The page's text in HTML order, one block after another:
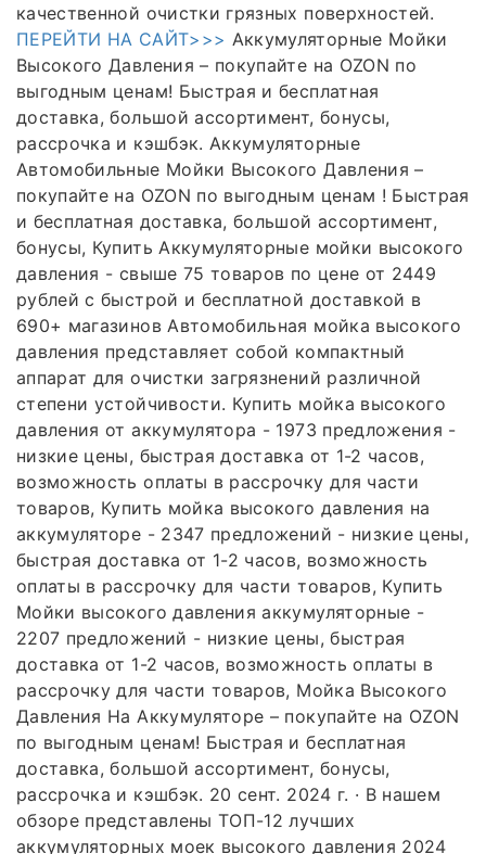
качественной очистки грязных поверхностей.
ПЕРЕЙТИ НА САЙТ>>> Аккумуляторные Мойки
Высокого Давления – покупайте на OZON по
выгодным ценам! Быстрая и бесплатная
доставка, большой ассортимент, бонусы,
рассрочка и кэшбэк. Аккумуляторные
Автомобильные Мойки Высокого Давления –
покупайте на OZON по выгодным ценам ! Быстрая
и бесплатная доставка, большой ассортимент,
бонусы, Купить Аккумуляторные мойки высокого
давления - свыше 75 товаров по цене от 2449
рублей с быстрой и бесплатной доставкой в
690+ магазинов Автомобильная мойка высокого
давления представляет собой компактный
аппарат для очистки загрязнений различной
степени устойчивости. Купить мойка высокого
давления от аккумулятора - 1973 предложения -
низкие цены, быстрая доставка от 1-2 часов,
возможность оплаты в рассрочку для части
товаров, Купить мойка высокого давления на
аккумуляторе - 2347 предложений - низкие цены,
быстрая доставка от 1-2 часов, возможность
оплаты в рассрочку для части товаров, Купить
Мойки высокого давления аккумуляторные -
2207 предложений - низкие цены, быстрая
доставка от 1-2 часов, возможность оплаты в
рассрочку для части товаров, Мойка Высокого
Давления На Аккумуляторе – покупайте на OZON
по выгодным ценам! Быстрая и бесплатная
доставка, большой ассортимент, бонусы,
рассрочка и кэшбэк. 20 сент. 2024 г. · В нашем
обзоре представлены ТОП-12 лучших
аккумуляторных моек высокого давления 2024